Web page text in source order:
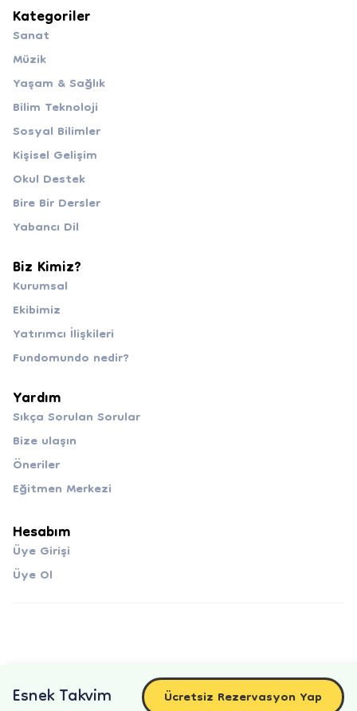
Esnek Takvim Ücretsiz Rezervasyon Yap
Kategoriler
Sanat
Müzik
Yaşam & Sağlık
Bilim Teknoloji
Sosyal Bilimler
Kişisel Gelişim
Okul Destek
Bire Bir Dersler
Yabancı Dil
Biz Kimiz?
Kurumsal
Ekibimiz
Yatırımcı İlişkileri
Fundomundo nedir?
Yardım
Sıkça Sorulan Sorular
Bize ulaşın
Öneriler
Eğitmen Merkezi
Hesabım
Üye Girişi
Üye Ol